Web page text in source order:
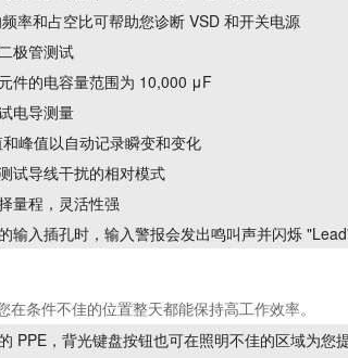
率和占空比可帮助您诊断 VSD 和开关电源
极管测试
件的电容量范围为 10,000 μF
电导测量
峰值以自动记录瞬变和变化
试导线干扰的相对模式
量程，灵活性强
输入插孔时，输入警报会发出鸣叫声并闪烁
在条件不佳的位置整天都能保持高工作效率。
PPE，背光键盘按钮也可在照明不佳的区域为您